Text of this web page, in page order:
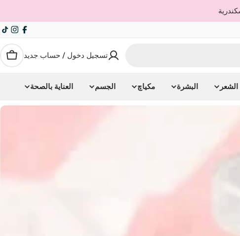
تسجيل دخول / حساب جديد
الشعر البشرة مكياچ الجسم العناية بالصحة